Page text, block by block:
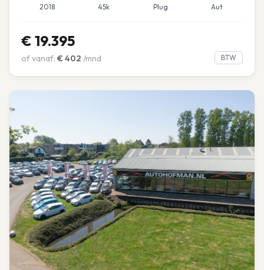
2018 45k Plug Aut
€ 19.395
of vanaf: € 402 /mnd BTW